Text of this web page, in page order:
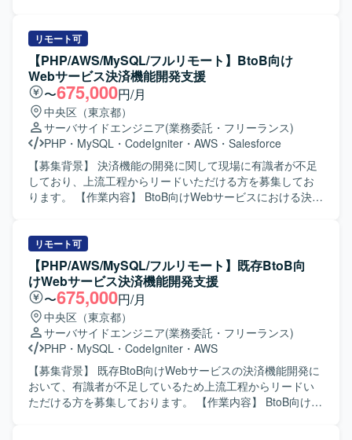
から参画し、別部署との折衝、要件定義、設計、開発、運
用保守まで一貫してご対応いただきます。PHPおよび
CodeIgniterを用いた開発を行い、AWSおよびMySQLを活用
したシステムの構築と改善に取り組んでいただきます。AI
コーディングツールを用いた開発にも関わっていただきま
す。 【求める人物像】 決済機能開発に関する知見を活かし
ながら主体的にリードいただける方を求めております。関
係部署との折衝を円滑に進められるコミュニケーション力
をお持ちで、要件定義から運用保守まで一貫して責任感を
持って取り組んでいただける方が望ましいです。新しい開
発手法やAIコーディングツールの活用にも前向きに取り組
でき、決済機能開発のリードポジションとして裁量を持っ
てご活躍いただけます。自社サービスの機能強化に直接貢
献できる環境であり、AI駆動開発など新しい開発スタイル
にも触れながらスキルアップを図ることができます。 【開
発環境】 PHP、CodeIgniter、AWS、MySQL、Cursor(AI駆
動開発)を用いた開発環境となっております。
リモート可
【PHP/AWS/MySQL/フルリモート】BtoB向け
Webサービス決済機能開発支援
〜675,000円/月
中央区（東京都）
サーバサイドエンジニア(業務委託・フリーランス)
PHP ・ MySQL ・ CodeIgniter ・ AWS ・ Salesforce
【募集背景】 決済機能の開発に関して現場に有識者が不足
しており、上流工程からリードいただける方を募集してお
ります。 【作業内容】 BtoB向けWebサービスにおける決済
わっていただきます。 【求める人物像】 決済機能開発に関
する知見を活かし、現場をリードしながら主体的に推進い
ただける方を求めております。関係者とのコミュニケーシ
ョンを円滑に行い、上流から下流まで責任感を持って取り
組んでいただける方が望ましいです。 【ポジションの魅
力】 自社サービスの決済機能において、上流工程から運用
保守まで一貫して関われるため、サービス全体を見据えた
開発経験を積むことができます。体制内のメンバーと連携
しながら、AI駆動開発など新しい開発手法にも触れられる
環境です。 【開発環境】 PHP、CodeIgniter、AWS、
MySQL、Cursor(AI駆動開発)を用いたWebサービス開発と
リモート可
【PHP/AWS/MySQL/フルリモート】既存BtoB向
けWebサービス決済機能開発支援
〜675,000円/月
中央区（東京都）
サーバサイドエンジニア(業務委託・フリーランス)
PHP ・ MySQL ・ CodeIgniter ・ AWS
【募集背景】 既存BtoB向けWebサービスの決済機能開発に
おいて、有識者が不足しているため上流工程からリードい
ただける方を募集しております。 【作業内容】 BtoB向け